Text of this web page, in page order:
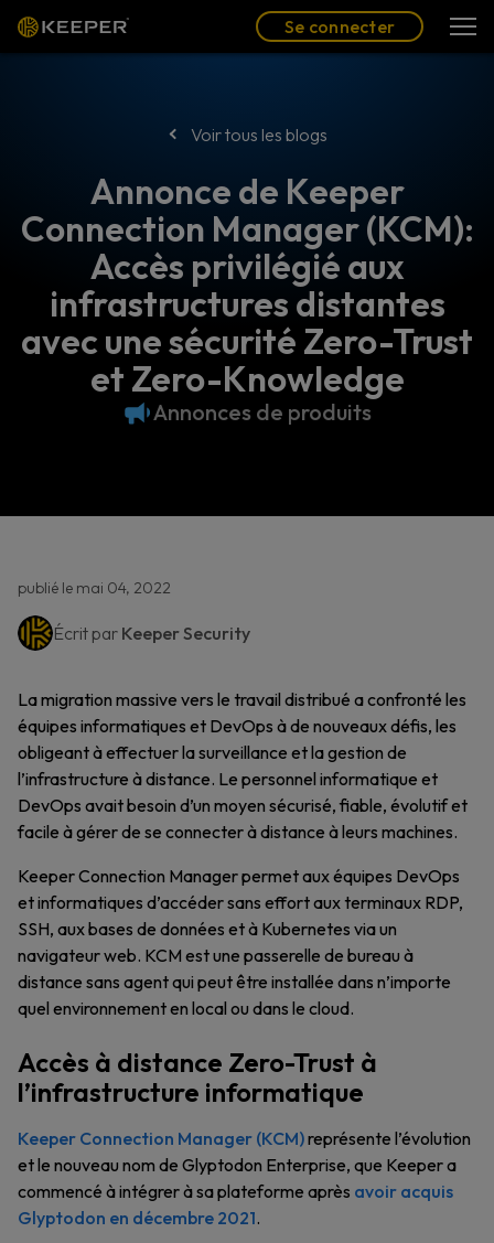
(FR)
Se connecter
Voir tous les blogs
Annonce de Keeper
Connection Manager (KCM):
Accès privilégié aux
infrastructures distantes
avec une sécurité Zero-Trust
et Zero-Knowledge
Annonces de produits
publié le mai 04, 2022
Écrit par Keeper Security
La migration massive vers le travail distribué a confronté les
équipes informatiques et DevOps à de nouveaux défis, les
obligeant à effectuer la surveillance et la gestion de
l’infrastructure à distance. Le personnel informatique et
DevOps avait besoin d’un moyen sécurisé, fiable, évolutif et
facile à gérer de se connecter à distance à leurs machines.
Keeper Connection Manager permet aux équipes DevOps
et informatiques d’accéder sans effort aux terminaux RDP,
SSH, aux bases de données et à Kubernetes via un
navigateur web. KCM est une passerelle de bureau à
distance sans agent qui peut être installée dans n’importe
quel environnement en local ou dans le cloud.
Accès à distance Zero-Trust à
l’infrastructure informatique
Keeper Connection Manager (KCM)représente l’évolution
et le nouveau nom de Glyptodon Enterprise, que Keeper a
commencé à intégrer à sa plateforme après avoir acquis
Glyptodon en décembre 2021.